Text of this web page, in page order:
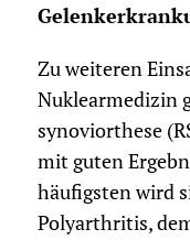
Zu weiteren
Nuklearmedizin
synoviorthese
mit guten
häufigsten wird
Polyarthritis,